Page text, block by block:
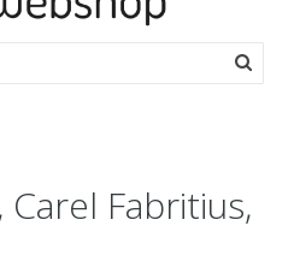
Fabritius,